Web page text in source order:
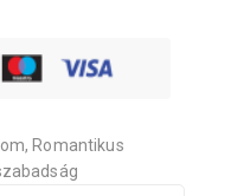
,Romantikus